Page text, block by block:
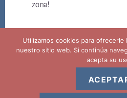
zona!
Utilizamos cookies para ofrecerle
nuestro sitio web. Si continúa
acepta su